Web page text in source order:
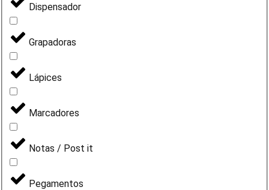
Dispensador
Grapadoras
Lápices
Marcadores
Notas / Post it
Pegamentos